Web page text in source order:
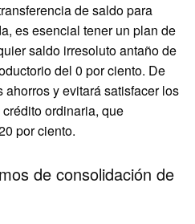
de saldo para
es esencial tener un plan de
saldo irresoluto antaño de
del 0 por ciento. De
ahorros y evitará satisfacer los
ordinaria, que
por ciento.
de consolidación de